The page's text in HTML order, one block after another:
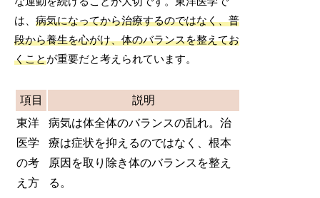
は、病気になってから治療するのではなく、普
段から養生を心がけ、体のバランスを整えてお
くことが重要だと考えられています。
項目
説明
東洋
医学
の考
え方
病気は体全体のバランスの乱れ。治
療は症状を抑えるのではなく、根本
原因を取り除き体のバランスを整え
る。